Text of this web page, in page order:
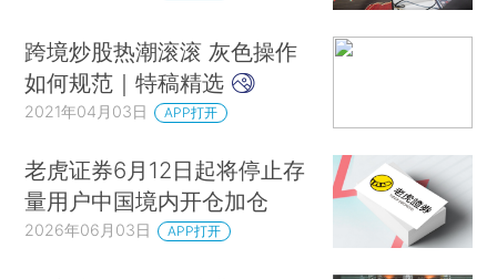
跨境炒股热潮滚滚 灰色操作
如何规范｜特稿精选
2021年04月03日 APP打开
老虎证券6月12日起将停止存
量用户中国境内开仓加仓
2026年06月03日 APP打开